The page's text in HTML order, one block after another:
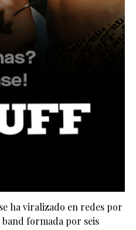
ha viralizado en redes por
formada por seis